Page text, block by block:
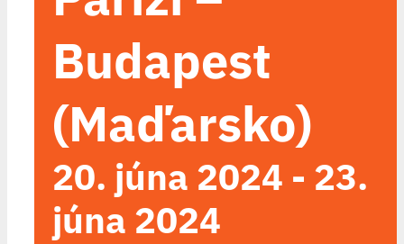
Budapest
(Maďarsko)
20. júna 2024 - 23.
júna 2024